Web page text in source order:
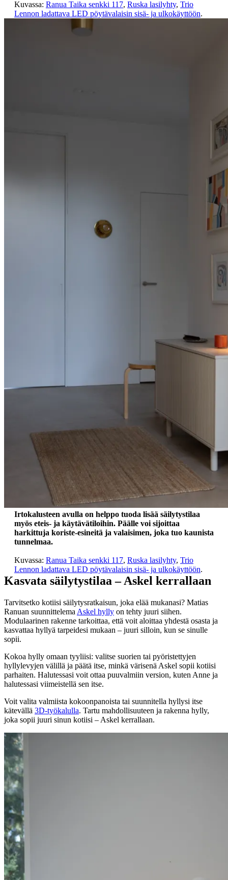
Kuvassa: Ranua Taika senkki 117, Ruska lasilyhty, Trio
Lennon ladattava LED pöytävalaisin sisä- ja ulkokäyttöön.
Irtokalusteen avulla on helppo tuoda lisää säilytystilaa
myös eteis- ja käytävätiloihin. Päälle voi sijoittaa
harkittuja koriste-esineitä ja valaisimen, joka tuo kaunista
tunnelmaa.
Kuvassa: Ranua Taika senkki 117, Ruska lasilyhty, Trio
Lennon ladattava LED pöytävalaisin sisä- ja ulkokäyttöön.
Kasvata säilytystilaa – Askel kerrallaan
Tarvitsetko kotiisi säilytysratkaisun, joka elää mukanasi? Matias
Ranuan suunnittelema Askel hylly on tehty juuri siihen.
Modulaarinen rakenne tarkoittaa, että voit aloittaa yhdestä osasta ja
kasvattaa hyllyä tarpeidesi mukaan – juuri silloin, kun se sinulle
sopii.
Kokoa hylly omaan tyyliisi: valitse suorien tai pyöristettyjen
hyllylevyjen välillä ja päätä itse, minkä värisenä Askel sopii kotiisi
parhaiten. Halutessasi voit ottaa puuvalmiin version, kuten Anne ja
halutessasi viimeistellä sen itse.
Voit valita valmiista kokoonpanoista tai suunnitella hyllysi itse
kätevällä 3D-työkalulla. Tartu mahdollisuuteen ja rakenna hylly,
joka sopii juuri sinun kotiisi – Askel kerrallaan.